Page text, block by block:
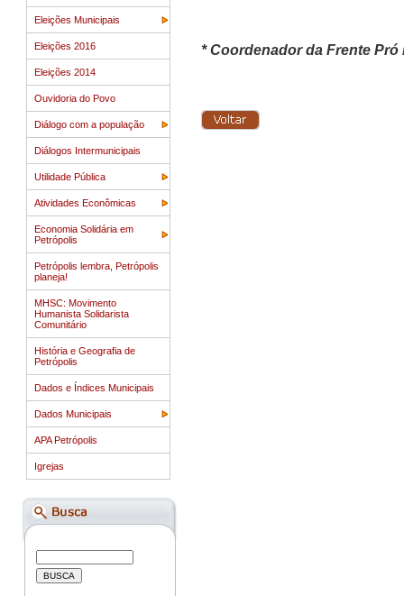
Eleições Municipais
Eleições 2016
Eleições 2014
Ouvidoria do Povo
Diálogo com a população
Diálogos Intermunicipais
Utilidade Pública
Atividades Econômicas
Economia Solidária em
Petrópolis
Petrópolis lembra, Petrópolis
planeja!
MHSC: Movimento
Humanista Solidarista
Comunitário
História e Geografia de
Petrópolis
Dados e Índices Municipais
Dados Municipais
APA Petrópolis
Igrejas
* Coordenador da Frente Pró